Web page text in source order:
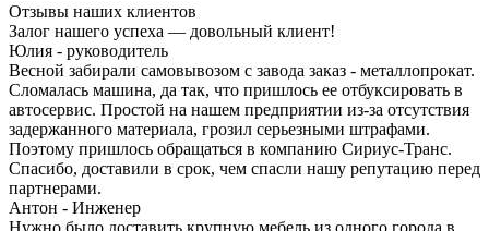
Отзывы наших клиентов
Залог нашего успеха — довольный клиент!
Юлия - руководитель
Весной забирали самовывозом с завода заказ - металлопрокат.
Сломалась машина, да так, что пришлось ее отбуксировать в
автосервис. Простой на нашем предприятии из-за отсутствия
задержанного материала, грозил серьезными штрафами.
Поэтому пришлось обращаться в компанию Сириус-Транс.
Спасибо, доставили в срок, чем спасли нашу репутацию перед
партнерами.
Антон - Инженер
Нужно было доставить крупную мебель из одного города в